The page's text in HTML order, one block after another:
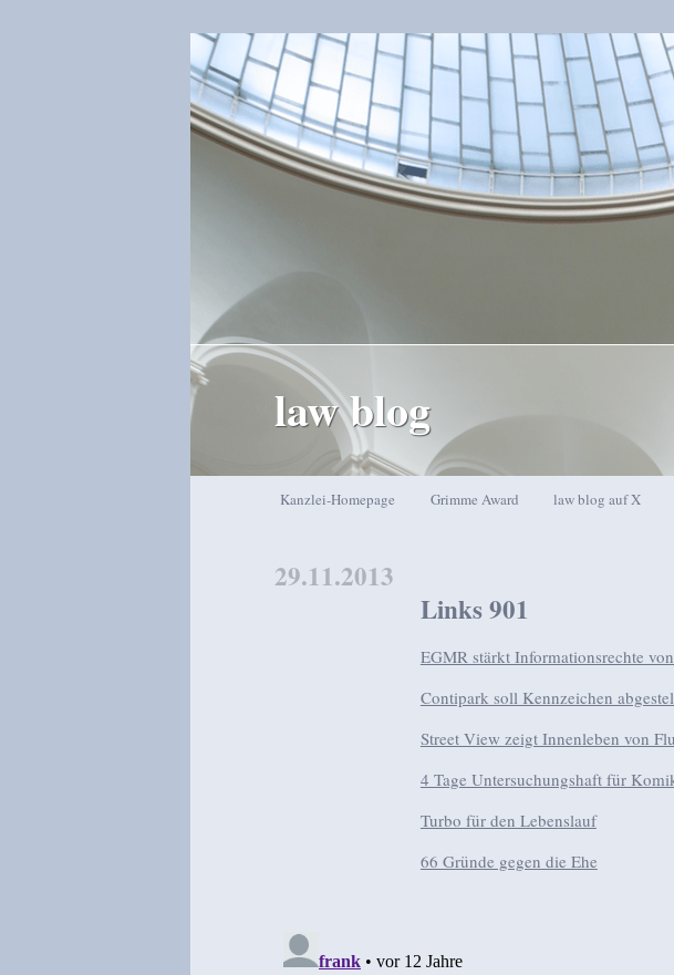
law blog
Zum Inhalt wechseln
Zum sekundären Inhalt wechseln
Kanzlei-Homepage Grimme Award law blog auf X
Links 901
29.11.2013
EGMR stärkt Informationsrechte
Contipark soll Kennzeichen
Street View zeigt Innenleben von
4 Tage Untersuchungshaft für
Turbo für den Lebenslauf
66 Gründe gegen die Ehe